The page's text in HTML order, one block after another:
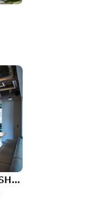
GOOD CHEESE GOOD PIZZA SHIBUYA